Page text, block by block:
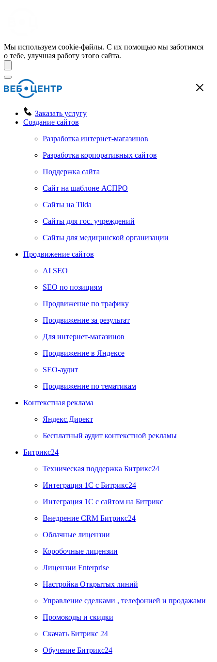
Мы используем cookie-файлы. С их помощью мы заботимся
о тебе, улучшая работу этого сайта.
Заказать услугу
Создание сайтов
Разработка интернет-магазинов
Разработка корпоративных сайтов
Поддержка сайта
Сайт на шаблоне АСПРО
Сайты на Tilda
Сайты для гос. учреждений
Сайты для медицинской организации
Продвижение сайтов
AI SEO
SEO по позициям
Продвижение по трафику
Продвижение за результат
Для интернет-магазинов
Продвижение в Яндексе
SEO-аудит
Продвижение по тематикам
Контекстная реклама
Яндекс.Директ
Бесплатный аудит контекстной рекламы
Битрикс24
Техническая поддержка Битрикс24
Интеграция 1С с Битрикс24
Интеграция 1С с сайтом на Битрикс
Внедрение CRM Битрикс24
Облачные лицензии
Коробочные лицензии
Лицензии Enterprise
Настройка Открытых линий
Управление сделками , телефонией и продажами
Промокоды и скидки
Скачать Битрикс 24
Обучение Битрикс24